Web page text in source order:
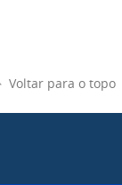
Voltar para o topo